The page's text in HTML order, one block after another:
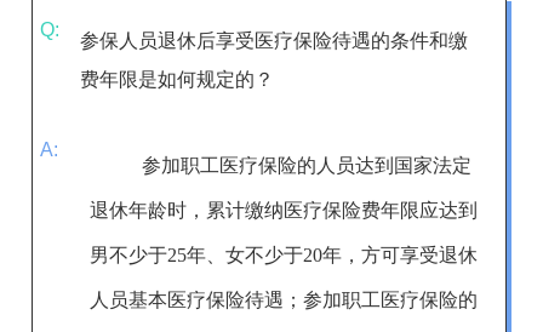
Q:
参保人员退休后享受医疗保险待遇的条件和缴
费年限是如何规定的？
A:
参加职工 医疗保险的 人员达到 国家法定
退休年龄时，累计缴纳医疗保险费年限应达到
男不少于25年、女不少于20年 ，方可享受退休
人员基本医疗保险待遇；参加职工 医疗保险的